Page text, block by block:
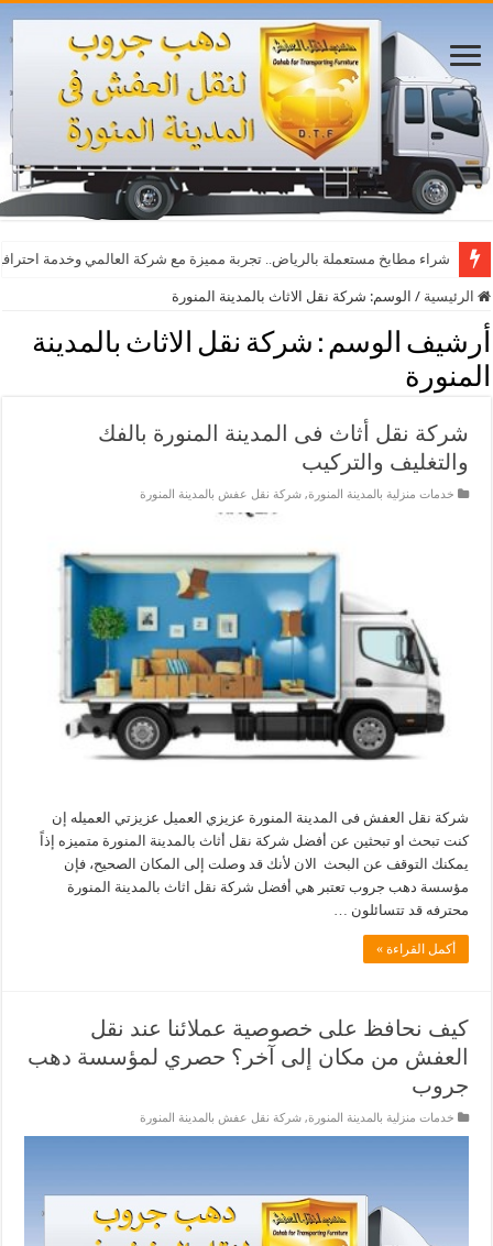
شراء مطابخ مستعملة بالرياض.. تجربة مميزة مع شركة العالمي وخدمة
الرئيسية / الوسم: شركة نقل الاثاث بالمدينة المنورة
أرشيف الوسم : شركة نقل الاثاث بالمدينة
المنورة
شركة نقل أثاث فى المدينة المنورة بالفك
والتغليف والتركيب
خدمات منزلية بالمدينة المنورة,شركة نقل عفش بالمدينة المنورة
شركة نقل العفش فى المدينة المنورة عزيزي العميل عزيزتي العميله إن
كنت تبحث او تبحثين عن أفضل شركة نقل أثاث بالمدينة المنورة متميزه إذاً
يمكنك التوقف عن البحث الان لأنك قد وصلت إلى المكان الصحيح، فإن
مؤسسة دهب جروب تعتبر هي أفضل شركة نقل اثاث بالمدينة المنورة
محترفه قد تتسائلون …
أكمل القراءة »
كيف نحافظ على خصوصية عملائنا عند نقل
العفش من مكان إلى آخر؟ حصري لمؤسسة دهب
جروب
خدمات منزلية بالمدينة المنورة,شركة نقل عفش بالمدينة المنورة